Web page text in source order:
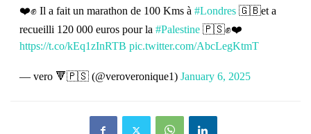
❤️✊ Il a fait un marathon de 100 Kms à #Londres🇬🇧et a
recueilli 120 000 euros pour la #Palestine🇵🇸✊❤️
https://t.co/kEq1zInRTB pic.twitter.com/AbcLegKtmT
— vero 🔻🇵🇸 (@veroveronique1) January 6, 2025